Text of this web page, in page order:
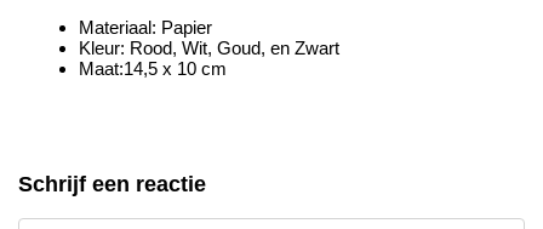
Materiaal: Papier
Kleur: Rood, Wit, Goud, en Zwart
Maat:14,5 x 10 cm
Schrijf een reactie